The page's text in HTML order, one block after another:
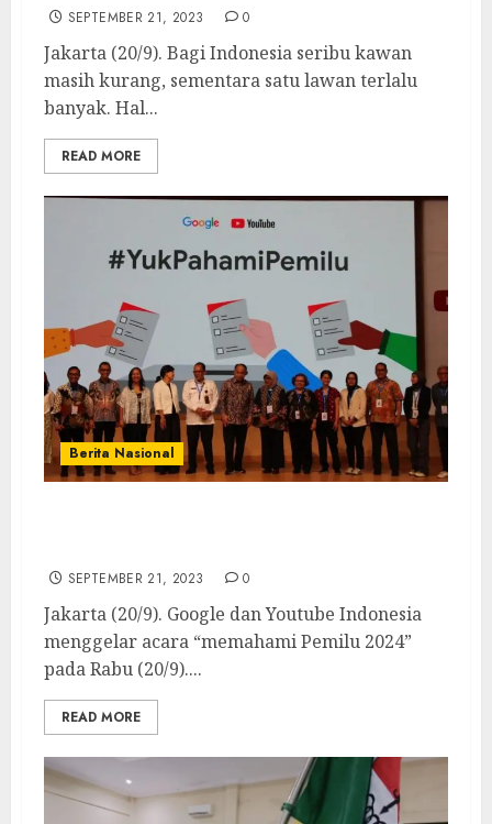
SEPTEMBER 21, 2023 0
Jakarta (20/9). Bagi Indonesia seribu kawan
masih kurang, sementara satu lawan terlalu
banyak. Hal...
READ MORE
Berita Nasional
SEPTEMBER 21, 2023 0
Jakarta (20/9). Google dan Youtube Indonesia
menggelar acara “memahami Pemilu 2024”
pada Rabu (20/9)....
READ MORE